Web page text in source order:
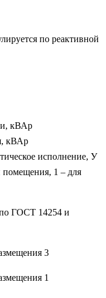
по реактивной
кВАр
кВАр
исполнение, У
помещения, 1 – для
ГОСТ 14254 и
3
1